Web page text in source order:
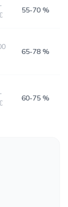
-
55-70 %
65-78 %
-
60-75 %